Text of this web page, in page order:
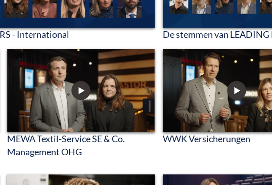
- International De stemmen van
MEWA Textil-Service SE & Co.
Management OHG
WWK Versicherungen